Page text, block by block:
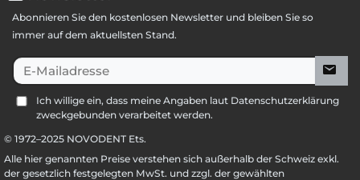
Abonnieren Sie den kostenlosen Newsletter und bleiben Sie so
immer auf dem aktuellsten Stand.
E-Mailadresse
Ich willige ein, dass meine Angaben laut Datenschutzerklärung
zweckgebunden verarbeitet werden.
© 1972–2025 NOVODENT Ets.
Alle hier genannten Preise verstehen sich außerhalb der Schweiz exkl.
der gesetzlich festgelegten MwSt. und zzgl. der gewählten